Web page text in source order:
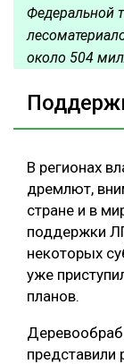
Федеральной
около 504
В регионах
дремлют,
стране и в
поддержки
некоторых
уже
планов.
представили